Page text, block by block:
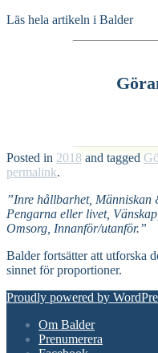
Läs hela artikeln i Balder
Posted in 2018 and tagged
permalink.
”Inre hållbarhet, Människan
Pengarna eller livet,
Omsorg, Innanför/utanför.”
Balder fortsätter att utforska
sinnet för proportioner.
Proudly powered by
Footer
navigation
Om Balder
Prenumerera